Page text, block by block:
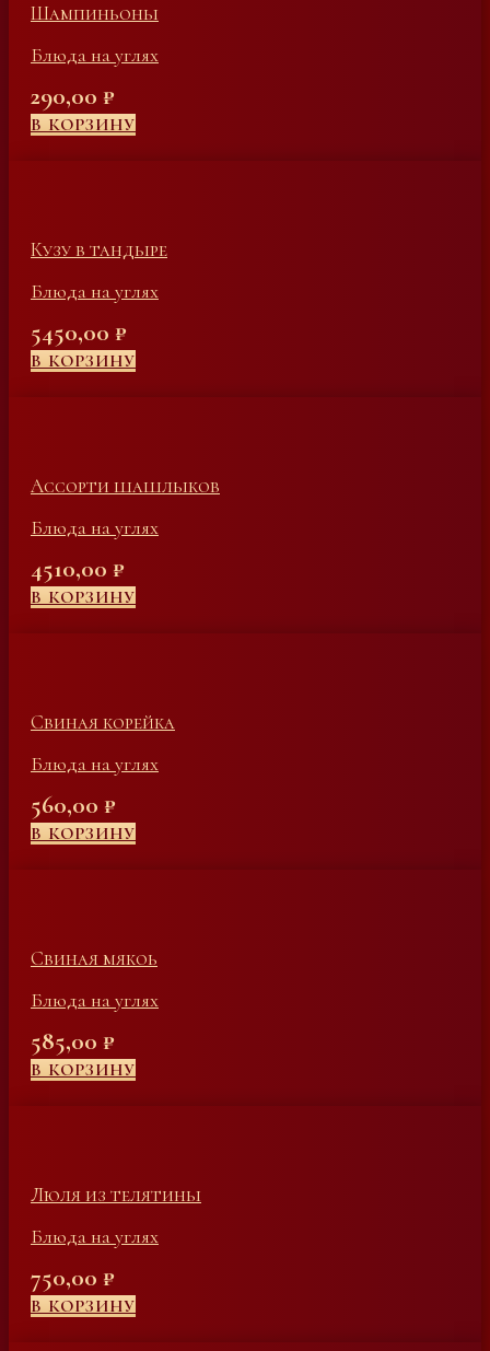
Шампиньоны
Блюда на углях
290,00 ₽
В КОРЗИНУ
Кузу в тандыре
Блюда на углях
5450,00 ₽
В КОРЗИНУ
Ассорти шашлыков
Блюда на углях
4510,00 ₽
В КОРЗИНУ
Свиная корейка
Блюда на углях
560,00 ₽
В КОРЗИНУ
Свиная мякоь
Блюда на углях
585,00 ₽
В КОРЗИНУ
Люля из телятины
Блюда на углях
750,00 ₽
В КОРЗИНУ